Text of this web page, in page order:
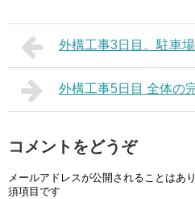
外構工事3日目。駐車
外構工事5日目 全体の
コメントをどうぞ
メールアドレスが公開されることはあり
須項目です